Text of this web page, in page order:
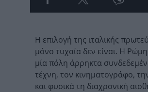
Η επιλογή της ιταλικής
μόνο τυχαία δεν είναι. Η
μία πόλη άρρηκτα
τέχνη, τον κινηματογράφο,
και φυσικά τη διαχρονική